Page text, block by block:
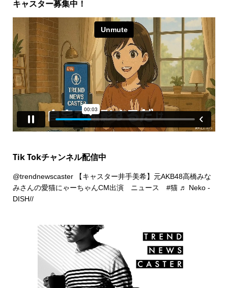
キャスター募集中！
Tik Tokチャンネル配信中
@trendnewscaster【キャスター井手美希】元AKB48高橋みな
みさんの愛猫にゃーちゃんCM出演 ニュース #猫 ♬ Neko -
DISH//